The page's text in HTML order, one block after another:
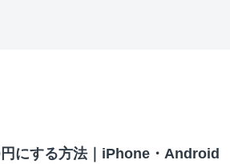
にする方法｜iPhone・Android